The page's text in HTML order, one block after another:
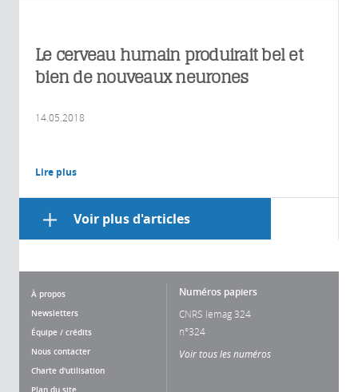
Le cerveau humain produirait bel et
bien de nouveaux neurones
14.05.2018
Lire plus
Voir plus d'articles
À propos
Newsletters
Équipe / crédits
Nous contacter
Charte d'utilisation
Plan du site
Numéros papiers
CNRS lemag 324
n°324
Voir tous les numéros